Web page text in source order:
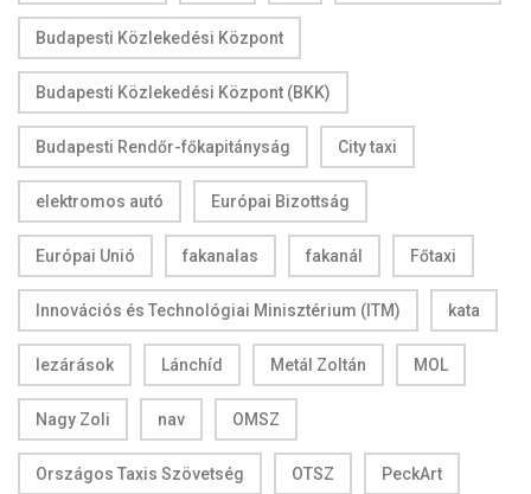
Budapesti Közlekedési Központ
Budapesti Közlekedési Központ (BKK)
Budapesti Rendőr-főkapitányság City taxi
elektromos autó Európai Bizottság
Európai Unió fakanalas fakanál Főtaxi
Innovációs és Technológiai Minisztérium (ITM) kata
lezárások Lánchíd Metál Zoltán MOL
Nagy Zoli nav OMSZ
Országos Taxis Szövetség OTSZ PeckArt